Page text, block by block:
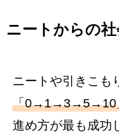
ニートからの
ニートや引きこも
「0→1→3→5→10
進め方が最も成功